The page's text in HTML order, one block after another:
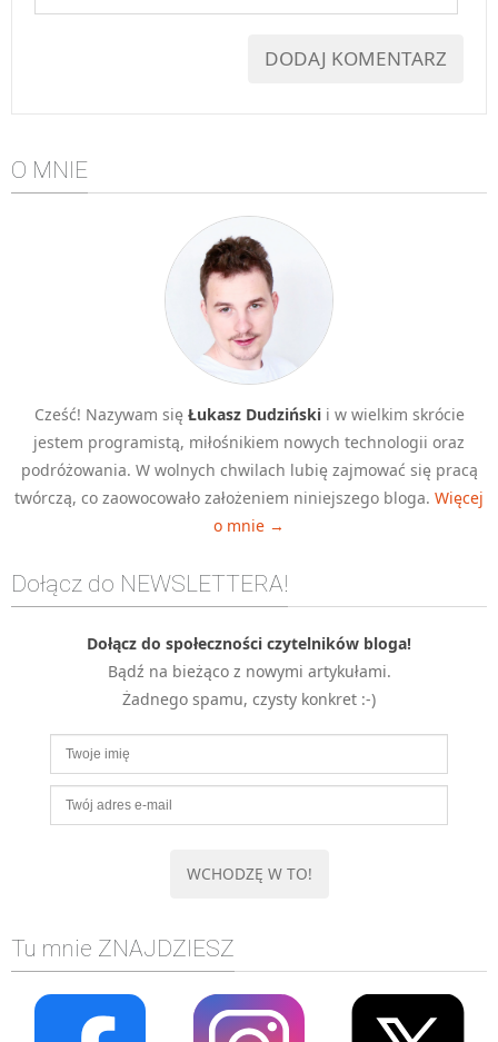
O MNIE
Cześć! Nazywam się Łukasz Dudzińskii w wielkim skrócie
jestem programistą, miłośnikiem nowych technologii oraz
podróżowania. W wolnych chwilach lubię zajmować się pracą
twórczą, co zaowocowało założeniem niniejszego bloga. Więcej
o mnie →
Dołącz do NEWSLETTERA!
Dołącz do społeczności czytelników bloga!
Bądź na bieżąco z nowymi artykułami.
Żadnego spamu, czysty konkret :-)
Tu mnie ZNAJDZIESZ